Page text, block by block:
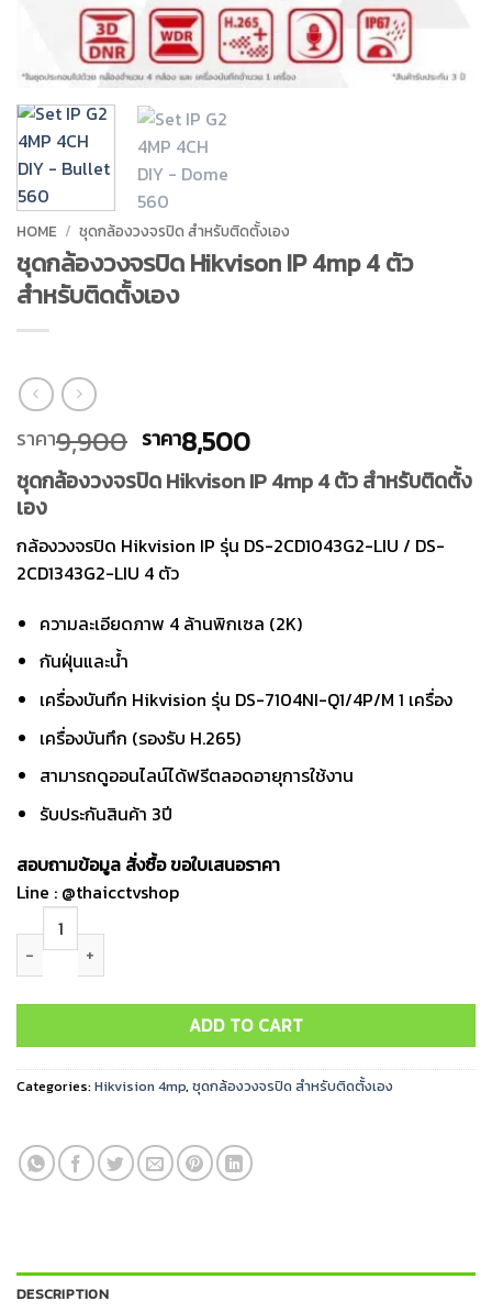
HOME / ชุดกล้องวงจรปิด สำหรับติดตั้งเอง
ชุดกล้องวงจรปิด Hikvison IP 4mp 4 ตัว
สำหรับติดตั้งเอง
ราคา9,900 Original
price
was:
9,900.
ราคา8,500Current
price
is:
8,500.
ชุดกล้องวงจรปิด Hikvison IP 4mp 4 ตัว สำหรับติดตั้ง
เอง
กล้องวงจรปิด Hikvision IP รุ่น DS-2CD1043G2-LIU / DS-
2CD1343G2-LIU 4 ตัว
ความละเอียดภาพ 4 ล้านพิกเซล (2K)
กันฝุ่นและน้ำ
เครื่องบันทึก Hikvision รุ่น DS-7104NI-Q1/4P/M 1 เครื่อง
เครื่องบันทึก (รองรับ H.265)
สามารถดูออนไลน์ได้ฟรีตลอดอายุการใช้งาน
รับประกันสินค้า 3ปี
สอบถามข้อมูล สั่งซื้อ ขอใบเสนอราคา
Line : @thaicctvshop
ชุดกล้องวงจรปิด Hikvison IP 4mp 4 ตัว สำหรับติดตั้งเอง quantity
ADD TO CART
Categories:Hikvision 4mp, ชุดกล้องวงจรปิด สำหรับติดตั้งเอง
DESCRIPTION